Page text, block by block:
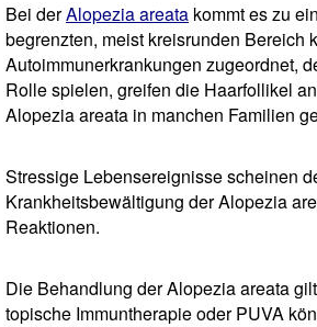
Bei derAlopezia areata kommt es zu
begrenzten, meist kreisrunden Bereich
Autoimmunerkrankungen zugeordnet,
Rolle spielen, greifen die Haarfollikel
Alopezia areata in manchen Familien
Stressige Lebensereignisse scheinen
Krankheitsbewältigung der Alopezia
Reaktionen.
Die Behandlung der Alopezia areata
topische Immuntherapie oder PUVA